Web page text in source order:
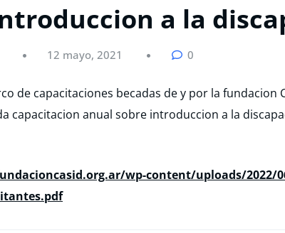
a la
12 mayo, 2021 0
de capacitaciones becadas de y por la fundacion
capacitacion anual sobre introduccion a la
wp-content/uploads/2022/